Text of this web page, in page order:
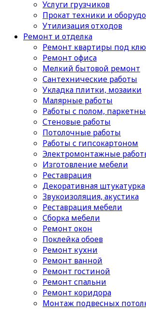
Услуги грузчиков
Прокат техники и
Утилизация отходов
Ремонт и отделка
Ремонт квартиры под
Ремонт офиса
Мелкий бытовой ремонт
Сантехнические работы
Укладка плитки, мозаики
Малярные работы
Работы с полом,
Стеновые работы
Потолочные работы
Работы с гипсокартоном
Электромонтажные
Изготовление мебели
Реставрация
Декоративная штукатурка
Звукоизоляция, акустика
Реставрация мебели
Сборка мебели
Ремонт окон
Поклейка обоев
Ремонт кухни
Ремонт ванной
Ремонт гостиной
Ремонт спальни
Ремонт коридора
Монтаж подвесных